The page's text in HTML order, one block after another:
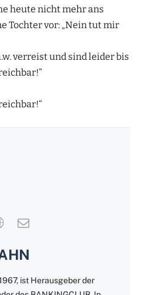
heute nicht mehr ans
Tochter vor: „Nein tut mir
verreist und sind leider bis
ist Herausgeber der